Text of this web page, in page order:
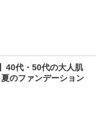
40代・50代の大人肌
のファンデーション